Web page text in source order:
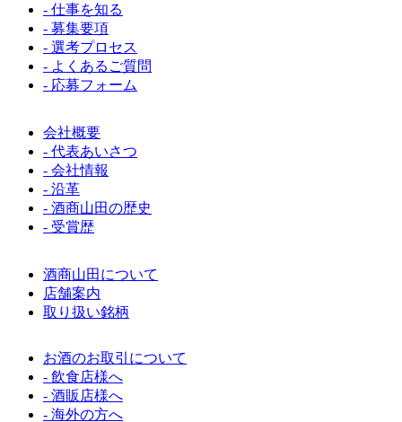
- 仕事を知る
- 募集要項
- 選考プロセス
- よくあるご質問
- 応募フォーム
会社概要
- 代表あいさつ
- 会社情報
- 沿革
- 酒商山田の歴史
- 受賞歴
酒商山田について
店舗案内
取り扱い銘柄
お酒のお取引について
- 飲食店様へ
- 酒販店様へ
- 海外の方へ